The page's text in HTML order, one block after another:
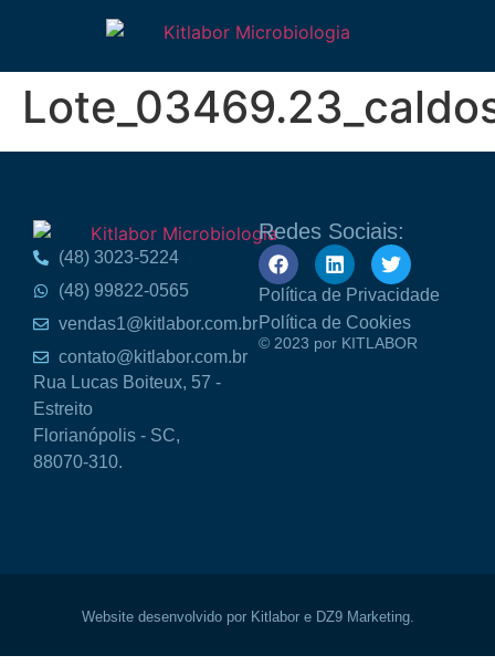
(48) 3023-5224
(48) 99822-0565
vendas1@kitlabor.com.br
contato@kitlabor.com.br
Rua Lucas Boiteux, 57 -
Estreito
Florianópolis - SC,
88070-310.
Redes Sociais:
Política de Privacidade
Política de Cookies
© 2023 por KITLABOR
Website desenvolvido por Kitlabor e DZ9 Marketing.